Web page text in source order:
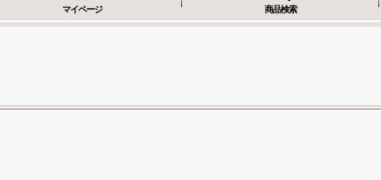
マイページ 商品検索